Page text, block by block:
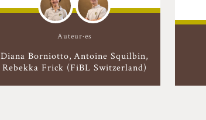
Auteur·es
Diana Borniotto Antoine Squilbin
Rebekka Frick (FiBL Switzerland)